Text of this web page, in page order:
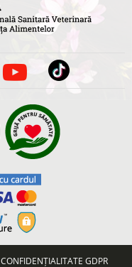
CONFIDENȚIALITATE GDPR